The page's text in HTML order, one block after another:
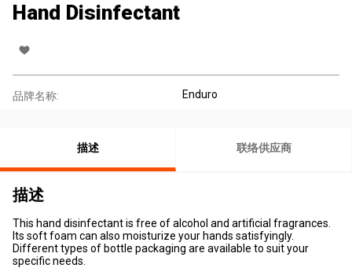
Hand Disinfectant
品牌名称: Enduro
描述 联络供应商
描述
This hand disinfectant is free of alcohol and artificial fragrances.
Its soft foam can also moisturize your hands satisfyingly.
Different types of bottle packaging are available to suit your
specific needs.